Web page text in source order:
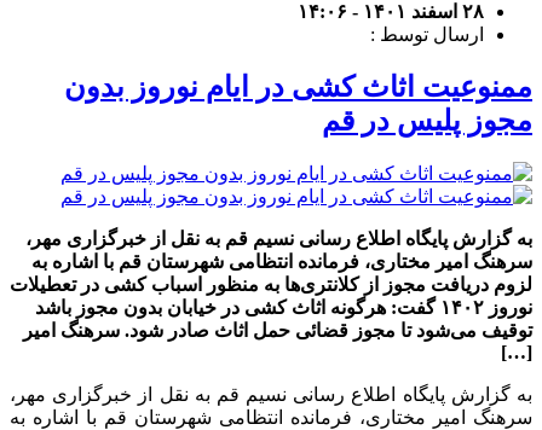
۲۸ اسفند ۱۴۰۱ - ۱۴:۰۶
ارسال توسط :
ممنوعیت اثاث کشی در ایام نوروز بدون
مجوز پلیس در قم
به گزارش پایگاه اطلاع رسانی نسیم قم به نقل از خبرگزاری مهر،
سرهنگ امیر مختاری، فرمانده انتظامی شهرستان قم با اشاره به
لزوم دریافت مجوز از کلانتری‌ها به منظور اسباب کشی در تعطیلات
نوروز ۱۴۰۲ گفت: هرگونه اثاث کشی در خیابان بدون مجوز باشد
توقیف می‌شود تا مجوز قضائی حمل اثاث صادر شود. سرهنگ امیر
[…]
به گزارش پایگاه اطلاع رسانی نسیم قم به نقل از خبرگزاری مهر،
سرهنگ امیر مختاری، فرمانده انتظامی شهرستان قم با اشاره به